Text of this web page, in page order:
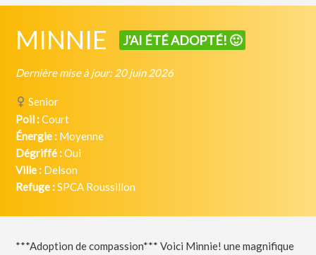
MINNIE J'AI ÉTÉ ADOPTÉ! 🙂
Dernière mise à jour: 20 juin 2026
Senior
Poil :Court
Énergie : Moyenne
Dégriffé :Oui
Ville : Delson
Refuge :SPCA Roussillon
***Adoption de compassion*** Voici Minnie! une magnifique